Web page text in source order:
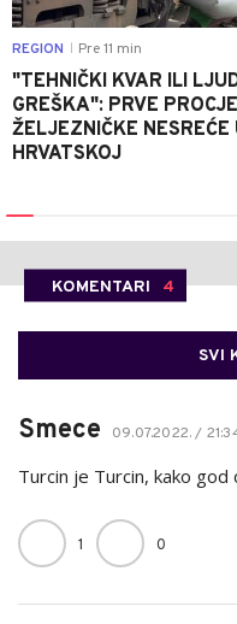
REGION Pre 11 min
"TEHNIČKI KVAR ILI
GREŠKA": PRVE
ŽELJEZNIČKE NESREĆE
HRVATSKOJ
KOMENTARI 4
SVI
Smece 09.07.2022. /
Turcin je Turcin, kako god
1 0